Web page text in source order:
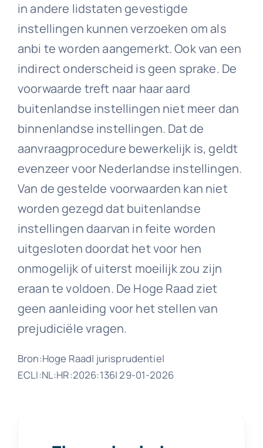
in andere lidstaten gevestigde
instellingen kunnen verzoeken om als
anbi te worden aangemerkt. Ook van een
indirect onderscheid is geen sprake. De
voorwaarde treft naar haar aard
buitenlandse instellingen niet meer dan
binnenlandse instellingen. Dat de
aanvraagprocedure bewerkelijk is, geldt
evenzeer voor Nederlandse instellingen.
Van de gestelde voorwaarden kan niet
worden gezegd dat buitenlandse
instellingen daarvan in feite worden
uitgesloten doordat het voor hen
onmogelijk of uiterst moeilijk zou zijn
eraan te voldoen. De Hoge Raad ziet
geen aanleiding voor het stellen van
prejudiciële vragen.
Bron:Hoge Raad| jurisprudentie|
ECLI:NL:HR:2026:136| 29-01-2026